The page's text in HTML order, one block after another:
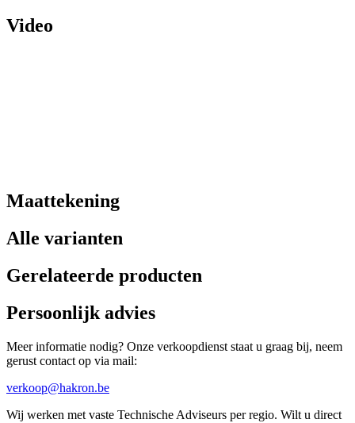
Video
Maattekening
Alle varianten
Gerelateerde producten
Persoonlijk advies
Meer informatie nodig? Onze verkoopdienst staat u graag bij, neem
gerust contact op via mail:
verkoop@hakron.be
Wij werken met vaste Technische Adviseurs per regio. Wilt u direct